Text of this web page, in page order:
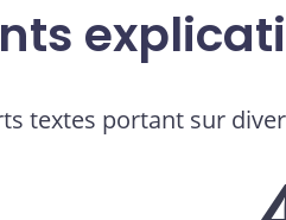
textes portant sur